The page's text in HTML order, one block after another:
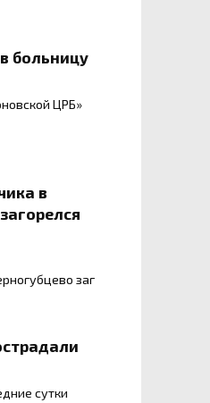
больницу
ЦРБ»
в
заг
сутки